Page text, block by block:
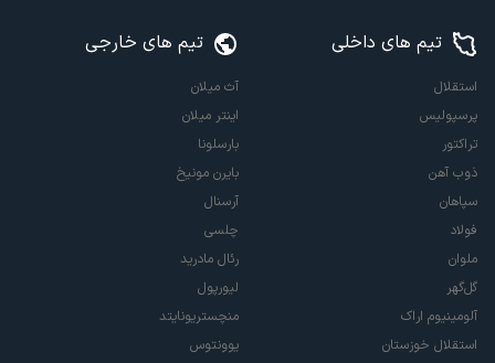
تیم های داخلی
استقلال
پرسپولیس
تراکتور
ذوب آهن
سپاهان
فولاد
ملوان
گل‌گهر
آلومینیوم اراک
استقلال خوزستان
تیم های خارجی
آث میلان
اینتر میلان
بارسلونا
بایرن مونیخ
آرسنال
چلسی
رئال مادرید
لیورپول
منچستریونایتد
یوونتوس